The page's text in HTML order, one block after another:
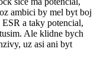
ambici by mel byt boj
a taky potencial,
Ale klidne bych
uz asi ani byt